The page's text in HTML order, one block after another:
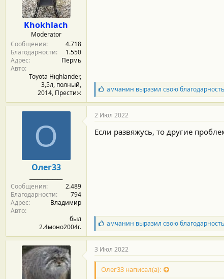
Khokhlach
Moderator
Сообщения
4.718
Благодарности
1.550
Адрес
Пермь
Авто
Toyota Highlander,
3,5л, полный,
2014, Престиж
Б
л
а
г
о
д
а
амчанин выразил свою благодарность
О
Олег33
Сообщения
2.489
Благодарности
794
Адрес
Владимир
Авто
был
2.4моно2004г.
2 Июл 2022
Если развяжусь, то другие
Б
л
а
г
о
д
а
амчанин выразил свою благодарность
3 Июл 2022
Олег33 написал(а):